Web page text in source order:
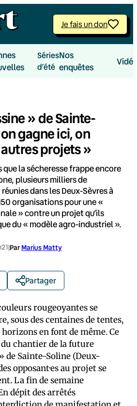
Je fais un don
Séries
d’été
Nos
enquêtes
» de Sainte-
gagne ici, on
projets »
que la sécheresse frappe encore
plusieurs milliers de
dans les Deux-Sèvres à
organisations pour une «
» contre un projet qu’ils
du « modèle agro-industriel ».
|Par Marius Matty
Partager
rougeoyantes se
sous des centaines de tentes,
horizons en font de même. Ce
chantier de la future
de Sainte-Soline (Deux-
opposant·es au projet se
La fin de semaine
dépit des arrêtés